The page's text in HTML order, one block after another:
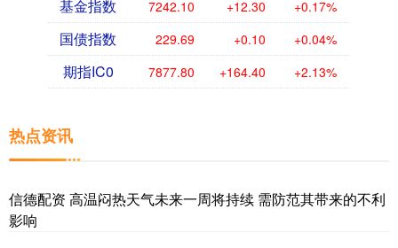
基金指数 7242.10 +12.30 +0.17%
国债指数 229.69 +0.10 +0.04%
期指IC0 7877.80 +164.40 +2.13%
热点资讯
信德配资 高温闷热天气未来一周将持续 需防范其带来的不利
影响